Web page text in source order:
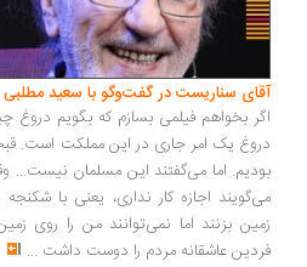
سناریست در گفت‌وگو با سعید مطلبی
بخواهم فیلمی بسازم که بگویم دروغ چیز
یک امر جاری در این مملکت است. قبحش از
اما می‌گفتند این مسلمان نیست... وقتی
اجازه کار نداری، یعنی با شکنجه او را
بزنند اما نمی‌توانند من را روی زمین نگه
عاشقانه مردم را دوست داشت ...